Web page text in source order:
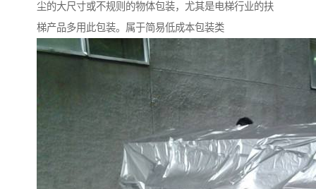
尘的大尺寸或不规则的物体包装，尤其是电梯行业的扶
梯产品多用此包装。属于简易低成本包装类